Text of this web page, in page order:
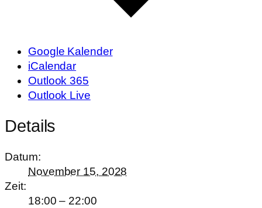
Google Kalender
iCalendar
Outlook 365
Outlook Live
Details
Datum:
November 15, 2028
Zeit:
18:00 – 22:00